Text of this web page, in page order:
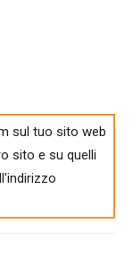
sul tuo sito web
sito e su quelli